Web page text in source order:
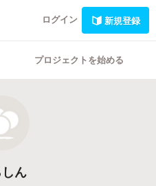
ログイン 新規登録
プロジェクトを始める
ん